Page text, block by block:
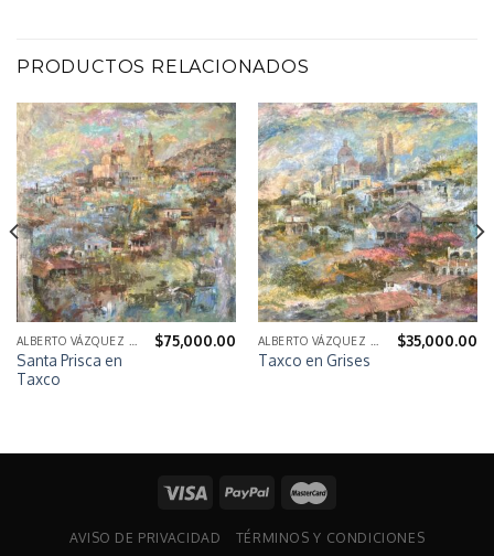
PRODUCTOS RELACIONADOS
Santa Prisca en
Taxco
$75,000.00
Taxco en Grises
$35,000.00
AVISO DE PRIVACIDAD TÉRMINOS Y CONDICIONES